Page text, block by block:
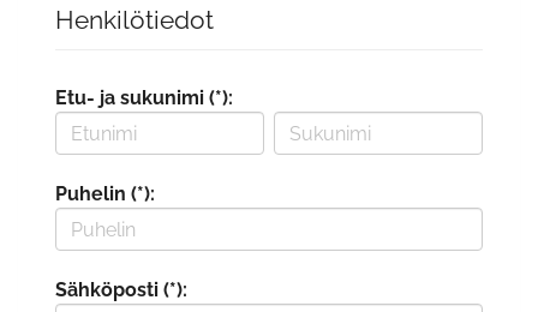
Henkilötiedot
Etu- ja sukunimi (*):
Puhelin (*):
Sähköposti (*):